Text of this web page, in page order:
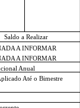
Saldo a Realizar
A INFORMAR
A INFORMAR
Anual
Até o Bimestre